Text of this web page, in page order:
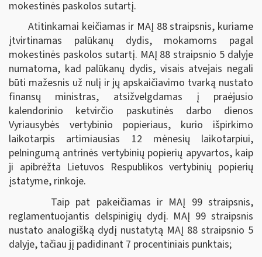
mokestinės paskolos sutartį.
Atitinkamai keičiamas ir MAĮ 88 straipsnis, kuriame
įtvirtinamas palūkanų dydis, mokamoms pagal
mokestinės paskolos sutartį. MAĮ 88 straipsnio 5 dalyje
numatoma, kad palūkanų dydis, visais atvejais negali
būti mažesnis už nulį ir jų apskaičiavimo tvarką nustato
finansų ministras, atsižvelgdamas į praėjusio
kalendorinio ketvirčio paskutinės darbo dienos
Vyriausybės vertybinio popieriaus, kurio išpirkimo
laikotarpis artimiausias 12 mėnesių laikotarpiui,
pelningumą antrinės vertybinių popierių apyvartos, kaip
ji apibrėžta Lietuvos Respublikos vertybinių popierių
įstatyme, rinkoje.
Taip pat pakeičiamas ir MAĮ 99 straipsnis,
reglamentuojantis delspinigių dydį. MAĮ 99 straipsnis
nustato analogišką dydį nustatytą MAĮ 88 straipsnio 5
dalyje, tačiau jį padidinant 7 procentiniais punktais;